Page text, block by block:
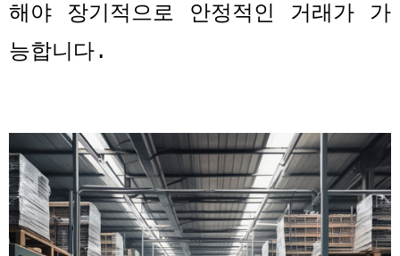
해야 장기적으로 안정적인 거래가 가
능합니다.